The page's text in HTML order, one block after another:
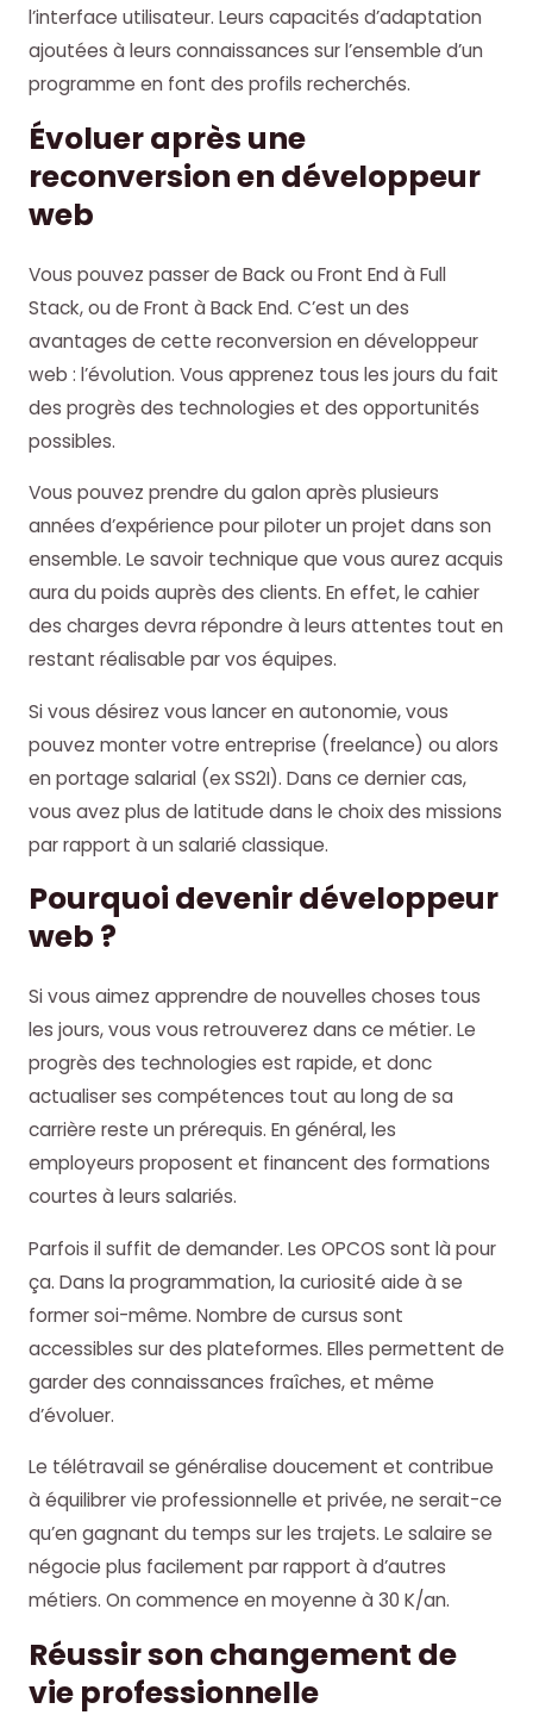
l’interface utilisateur. Leurs capacités d’adaptation
ajoutées à leurs connaissances sur l’ensemble d’un
programme en font des profils recherchés.
Évoluer après une
reconversion en développeur
web
Vous pouvez passer de Back ou Front End à Full
Stack, ou de Front à Back End. C’est un des
avantages de cette reconversion en développeur
web : l’évolution. Vous apprenez tous les jours du fait
des progrès des technologies et des opportunités
possibles.
Vous pouvez prendre du galon après plusieurs
années d’expérience pour piloter un projet dans son
ensemble. Le savoir technique que vous aurez acquis
aura du poids auprès des clients. En effet, le cahier
des charges devra répondre à leurs attentes tout en
restant réalisable par vos équipes.
Si vous désirez vous lancer en autonomie, vous
pouvez monter votre entreprise (freelance) ou alors
en portage salarial (ex SS2I). Dans ce dernier cas,
vous avez plus de latitude dans le choix des missions
par rapport à un salarié classique.
Pourquoi devenir développeur
web ?
Si vous aimez apprendre de nouvelles choses tous
les jours, vous vous retrouverez dans ce métier. Le
progrès des technologies est rapide, et donc
actualiser ses compétences tout au long de sa
carrière reste un prérequis. En général, les
employeurs proposent et financent des formations
courtes à leurs salariés.
Parfois il suffit de demander. Les OPCOS sont là pour
ça. Dans la programmation, la curiosité aide à se
former soi-même. Nombre de cursus sont
accessibles sur des plateformes. Elles permettent de
garder des connaissances fraîches, et même
d’évoluer.
Le télétravail se généralise doucement et contribue
à équilibrer vie professionnelle et privée, ne serait-ce
qu’en gagnant du temps sur les trajets. Le salaire se
négocie plus facilement par rapport à d’autres
métiers. On commence en moyenne à 30 K/an.
Réussir son changement de
vie professionnelle